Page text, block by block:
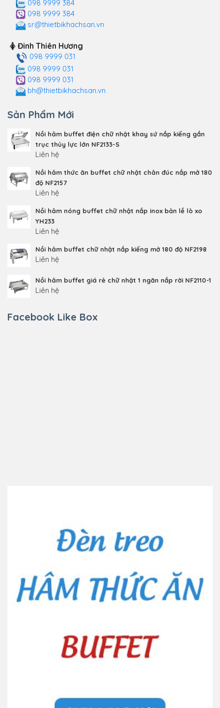
098 9999 384
098 9999 384
sr@thietbikhachsan.vn
Đinh Thiên Hương
098 9999 031
098 9999 031
098 9999 031
bh@thietbikhachsan.vn
Sản Phẩm Mới
Nồi hâm buffet điện chữ nhật khay sứ nắp kiếng gắn
trục thủy lực lớn NF2133-S
Liên hệ
Nồi hâm thức ăn buffet chữ nhật chân đúc nắp mở 180
độ NF2157
Liên hệ
Nồi hâm nóng buffet chữ nhật nắp inox bản lề lò xo
YH233
Liên hệ
Nồi hâm buffet chữ nhật nắp kiếng mở 180 độ NF2198
Liên hệ
Nồi hâm buffet giá rẻ chữ nhật 1 ngăn nắp rời NF2110-1
Liên hệ
Facebook Like Box